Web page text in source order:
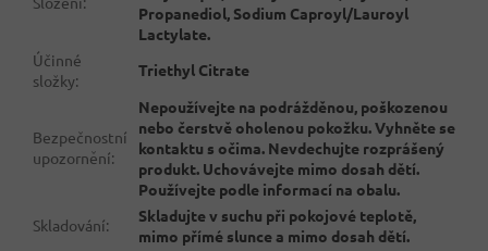
Propanediol, Sodium Caproyl/Lauroyl
Lactylate.
Účinné
složky:
Triethyl Citrate
Bezpečnostní
upozornění:
Nepoužívejte na podrážděnou, poškozenou
nebo čerstvě oholenou pokožku. Vyhněte se
kontaktu s očima. Nevdechujte rozprášený
produkt. Uchovávejte mimo dosah dětí.
Používejte podle informací na obalu.
Skladování:
Skladujte v suchu při pokojové teplotě,
mimo přímé slunce a mimo dosah dětí.